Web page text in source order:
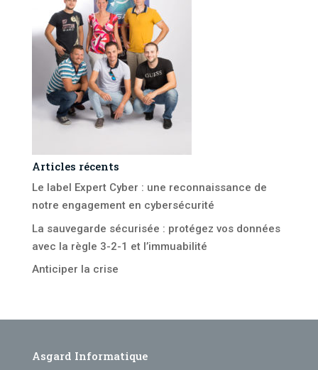
Articles récents
Le label Expert Cyber : une reconnaissance de
notre engagement en cybersécurité
La sauvegarde sécurisée : protégez vos données
avec la règle 3-2-1 et l’immuabilité
Anticiper la crise
Asgard Informatique